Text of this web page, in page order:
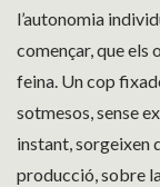
l’autonomia
començar, que els
feina. Un cop
sotmesos, sense
instant, sorgeixen
producció, sobre